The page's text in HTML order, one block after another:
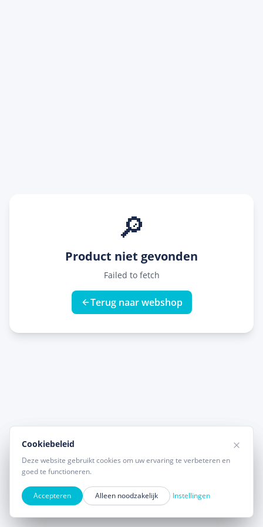
🔎
Product niet gevonden
Failed to fetch
Terug naar webshop
Cookiebeleid
Deze website gebruikt cookies om uw ervaring te verbeteren en
goed te functioneren.
Accepteren Alleen noodzakelijk Instellingen
Cookiebeleid
Deze website gebruikt cookies om uw ervaring te verbeteren en
goed te functioneren.
Accepteren Alleen noodzakelijk Instellingen